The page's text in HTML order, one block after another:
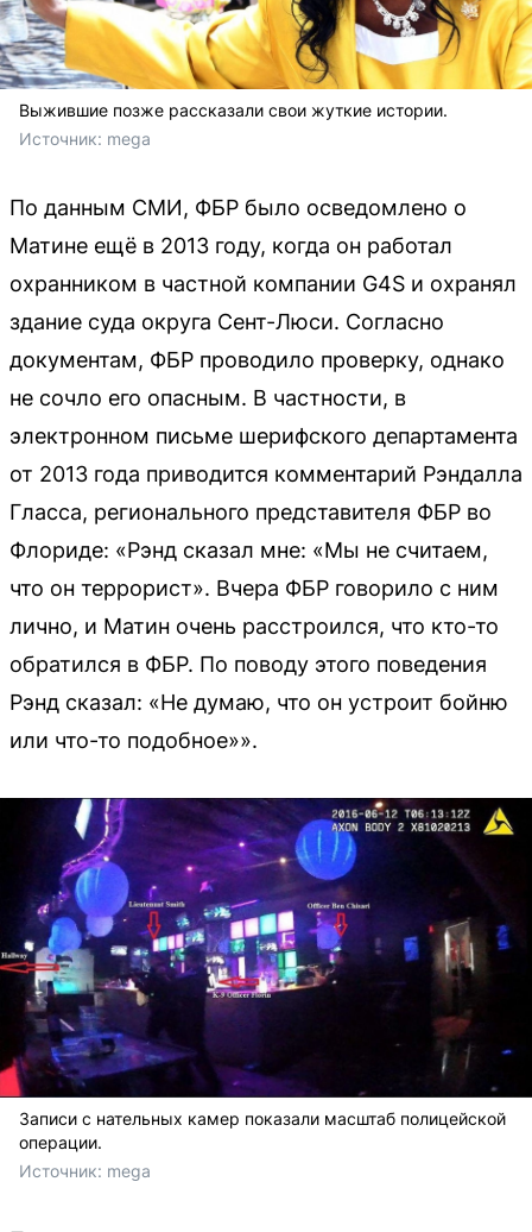
Выжившие позже рассказали свои жуткие истории.
Источник: mega
По данным СМИ, ФБР было осведомлено о
Матине ещё в 2013 году, когда он работал
охранником в частной компании G4S и охранял
здание суда округа Сент-Люси. Согласно
документам, ФБР проводило проверку, однако
не сочло его опасным. В частности, в
электронном письме шерифского департамента
от 2013 года приводится комментарий Рэндалла
Гласса, регионального представителя ФБР во
Флориде: «Рэнд сказал мне: «Мы не считаем,
что он террорист». Вчера ФБР говорило с ним
лично, и Матин очень расстроился, что кто-то
обратился в ФБР. По поводу этого поведения
Рэнд сказал: «Не думаю, что он устроит бойню
или что-то подобное»».
Записи с нательных камер показали масштаб полицейской
операции.
Источник: mega